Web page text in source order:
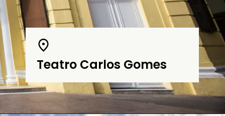
Teatro Carlos Gomes